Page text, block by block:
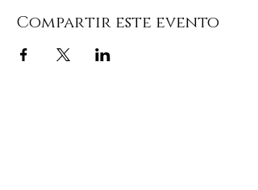
Compartir este evento